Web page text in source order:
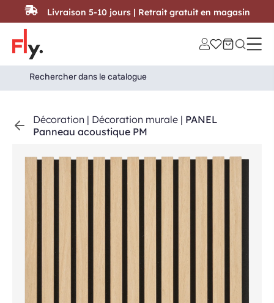
Passer au contenu
Search
for:
Search Button
Décoration | Décoration murale | PANEL
Panneau acoustique PM
Livraison 5-10 jours | Retrait gratuit en magasin